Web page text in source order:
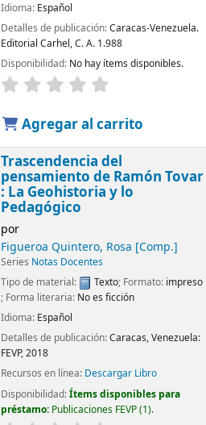
Idioma: Español
Detalles de publicación:Caracas-Venezuela.
Editorial Carhel, C. A. 1.988
Disponibilidad: No hay ítems disponibles.
Agregar al carrito
Trascendencia del
pensamiento de Ramón Tovar
: La Geohistoria y lo
Pedagógico
por
Figueroa Quintero, Rosa [Comp.]
Series Notas Docentes
Tipo de material:
Texto; Formato: impreso
; Forma literaria: No es ficción
Idioma: Español
Detalles de publicación:Caracas, Venezuela:
FEVP,2018
Recursos en línea: Descargar Libro
Disponibilidad:Ítems disponibles para
préstamo: Publicaciones FEVP(1).